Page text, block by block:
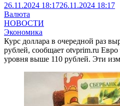
26.11.2024 18:1726.11.2024 18:17
Валюта
НОВОСТИ
Экономика
Курс доллара в очередной раз
рублей, сообщает otvprim.ru Евро
уровня выше 110 рублей. Эти